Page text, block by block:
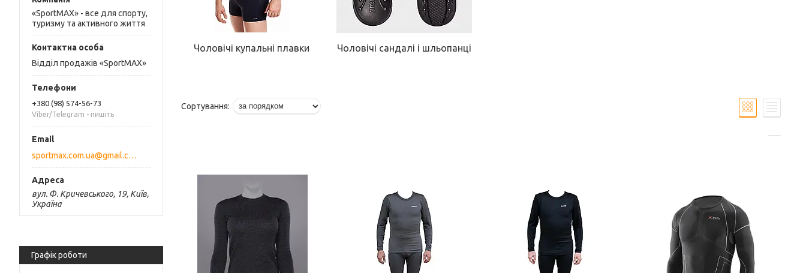
«SportMAX» - все для спорту,
туризму та активного життя
Відділ продажів «SportMAX»
+380 (98) 574-56-73
Viber/Telegram - пишіть
sportmax.com.ua@gmail.com
вул. Ф. Кричевського, 19, Київ,
Україна
Графік роботи
Чоловічі купальні плавки Чоловічі сандалі і шльопанці